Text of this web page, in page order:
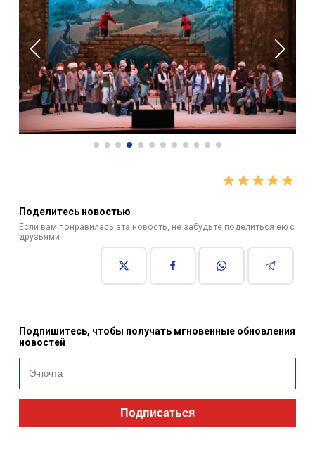
Поделитесь новостью
Если вам понравилась эта новость, не забудьте поделиться ею с
друзьями
Подпишитесь, чтобы получать мгновенные обновления
новостей
Подписаться